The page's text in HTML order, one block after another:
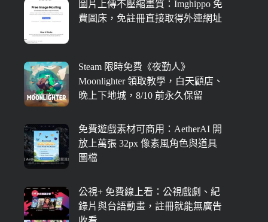
圖片上傳不壓縮畫質：Imghippo 免
費圖床，免註冊直接取得外連網址
Steam 限時免費《夜勤人》
Moonlighter 領取教學，白天顧店、
晚上下地城，8/10 前永久保留
免費遊戲素材可商用：AetherAI 開
放上萬張 32px 像素風角色與道具
圖檔
公視+ 免費線上看：公視戲劇、紀
錄片與台語動畫，註冊就能無廣告